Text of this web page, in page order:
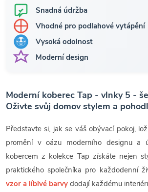
Snadná údržba
Vhodné pro podlahové vytápění
Vysoká odolnost
Moderní design
Moderní koberec Tap - vlnky 5 -
Oživte svůj domov stylem a
Představte si, jak se váš obývací pokoj,
promění v oázu moderního designu a
kobercem z kolekce Tap získáte nejen
praktického společníka pro každodenní
vzor a líbivé barvy dodají každému